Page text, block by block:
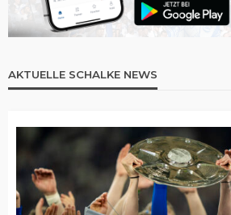
AKTUELLE SCHALKE NEWS